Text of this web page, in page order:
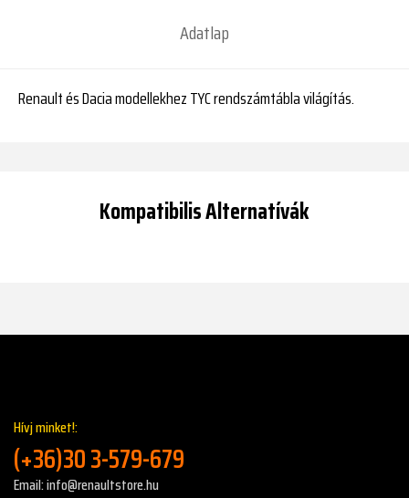
Adatlap
Renault és Dacia modellekhez TYC rendszámtábla világítás.
Kompatibilis Alternatívák
Hívj minket!:
(+36)30 3-579-679
Email: info@renaultstore.hu